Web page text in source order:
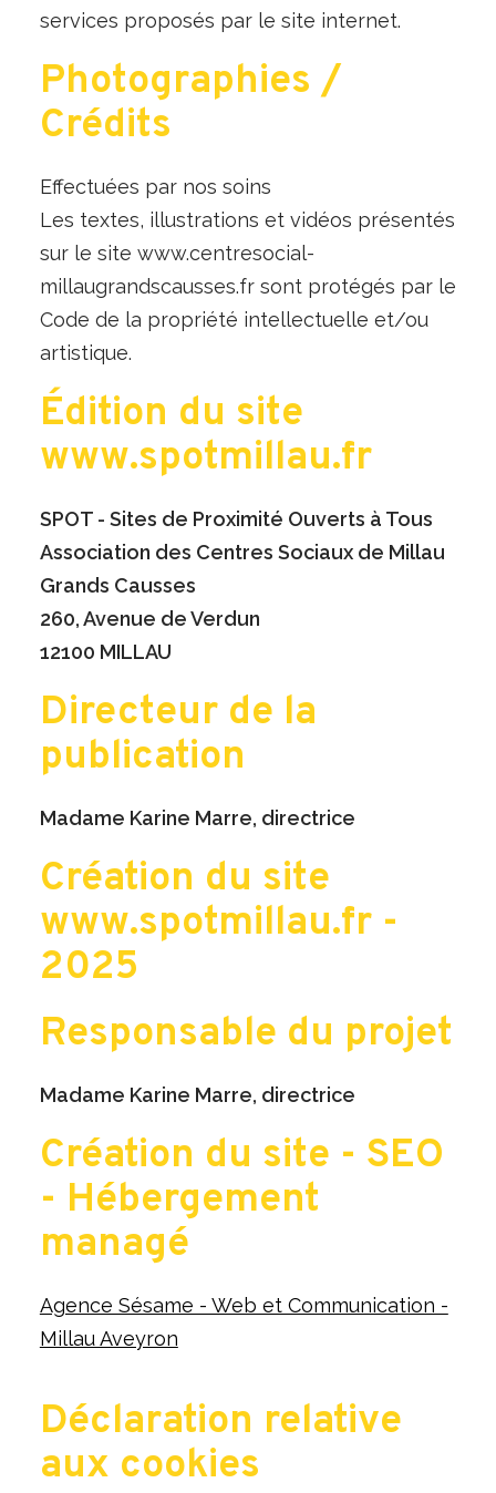
services proposés par le site internet.
Photographies /
Crédits
Effectuées par nos soins
Les textes, illustrations et vidéos présentés
sur le site www.centresocial-
millaugrandscausses.fr sont protégés par le
Code de la propriété intellectuelle et/ou
artistique.
Édition du site
www.spotmillau.fr
SPOT - Sites de Proximité Ouverts à Tous
Association des Centres Sociaux de Millau
Grands Causses
260, Avenue de Verdun
12100 MILLAU
Directeur de la
publication
Madame Karine Marre, directrice
Création du site
www.spotmillau.fr -
2025
Responsable du projet
Madame Karine Marre, directrice
Création du site - SEO
- Hébergement
managé
Agence Sésame - Web et Communication -
Millau Aveyron
Déclaration relative
aux cookies